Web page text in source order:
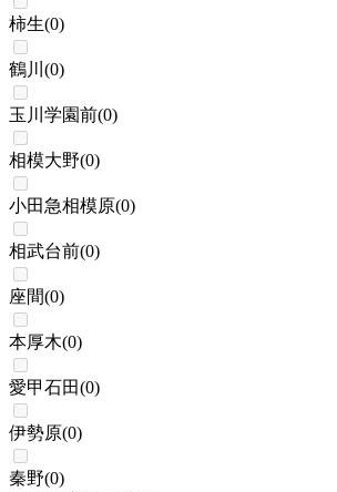
柿生(0)
鶴川 (0)
玉川学園前(0)
相模大野(0)
小田急相模原(0)
相武台前(0)
座間(0)
本厚木(0)
愛甲石田(0)
伊勢原(0)
秦野(0)